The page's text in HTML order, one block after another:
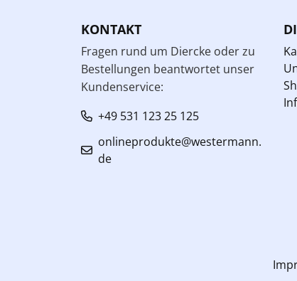
KONTAKT
Fragen rund um Diercke oder zu
Bestellungen beantwortet unser
Kundenservice:
+49 531 123 25 125
onlineprodukte@westermann.
de